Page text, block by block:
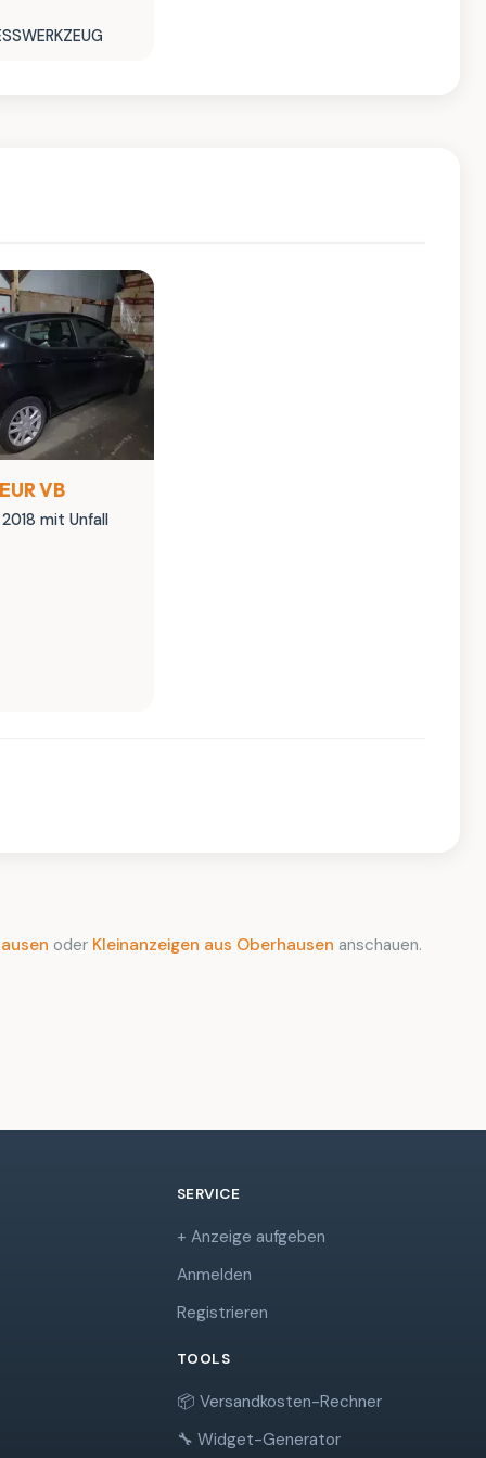
VB
mit Unfall
oder Kleinanzeigen aus Oberhausen anschauen.
SERVICE
+ Anzeige aufgeben
Anmelden
Registrieren
TOOLS
📦 Versandkosten-Rechner
🔧 Widget-Generator